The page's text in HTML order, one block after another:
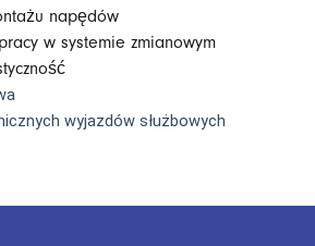
napędów
w systemie zmianowym
wyjazdów służbowych